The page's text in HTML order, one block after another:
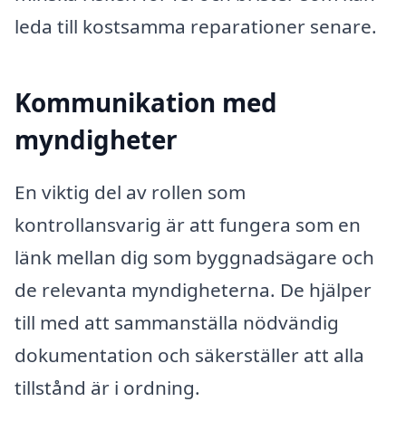
leda till kostsamma reparationer senare.
Kommunikation med
myndigheter
En viktig del av rollen som
kontrollansvarig är att fungera som en
länk mellan dig som byggnadsägare och
de relevanta myndigheterna. De hjälper
till med att sammanställa nödvändig
dokumentation och säkerställer att alla
tillstånd är i ordning.